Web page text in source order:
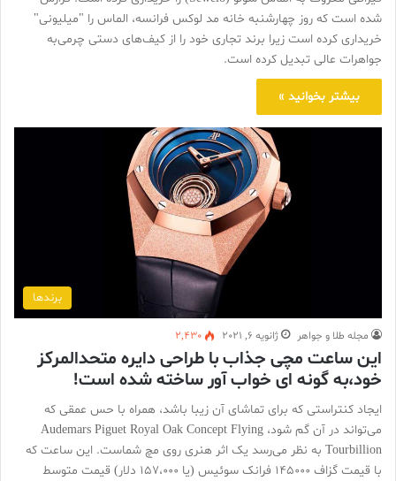
شده است که روز چهارشنبه خانه مد لوکس فرانسه، الماس را "میلیونی"
خریداری کرده است زیرا برند تجاری خود را از کیف‌های دستی چرمی‌به
جواهرات عالی تبدیل کرده است.
بیشتر بخوانید »
برندها
مجله طلا و جواهر ژانویه 6, 2021 2,430
این ساعت مچی جذاب با طراحی دایره متحدالمرکز
خود،به گونه ای خواب آور ساخته شده است!
ایجاد کنتراستی که برای تماشای آن زیبا باشد، همراه با حس عمقی که
می‌تواند در آن گم شود، Audemars Piguet Royal Oak Concept Flying
Tourbillion به نظر می‌رسد یک اثر هنری روی مچ شماست. این ساعت که
با قیمت گزاف 145000 فرانک سوئیس (یا 157،000 دلار) قیمت متوسط ​​